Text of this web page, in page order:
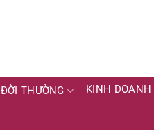
ĐỜI THƯỜNG KINH DOANH